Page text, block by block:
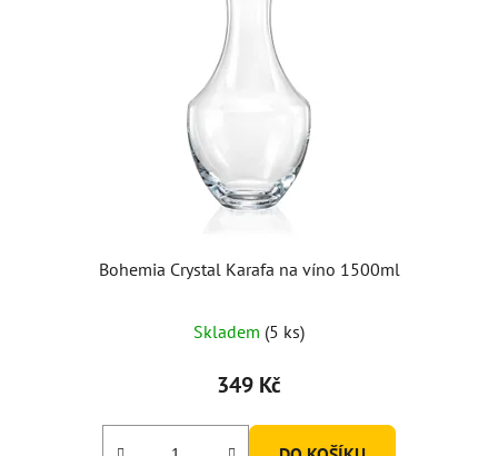
Bohemia Crystal Karafa na víno 1500ml
Skladem (5 ks)
349 Kč